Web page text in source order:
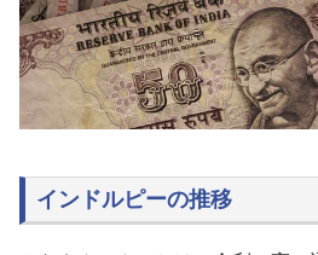
インドルピーの推移